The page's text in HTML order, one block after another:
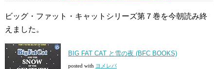
ビッグ・ファット・キャットシリーズ第７巻を今朝読み終
えました。
BIG FAT CAT と雪の夜 (BFC BOOKS)
posted with ヨメレバ